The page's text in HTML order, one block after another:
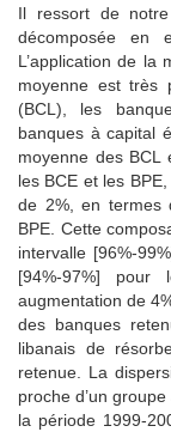
Il ressort de
décomposée en
L’application de la
moyenne est très
(BCL), les
banques à capital
moyenne des BCL
les BCE et les
de 2%, en termes
BPE. Cette
intervalle [96%-
[94%-97%] pour
augmentation de
des banques
libanais de
retenue. La
proche d’un
la période 1999-